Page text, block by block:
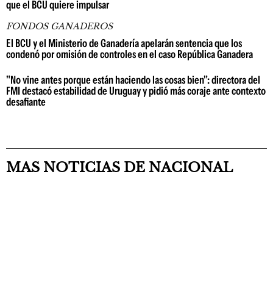
que el BCU quiere impulsar
FONDOS GANADEROS
El BCU y el Ministerio de Ganadería apelarán sentencia que los
condenó por omisión de controles en el caso República Ganadera
"No vine antes porque están haciendo las cosas bien": directora del
FMI destacó estabilidad de Uruguay y pidió más coraje ante contexto
desafiante
MAS NOTICIAS DE NACIONAL